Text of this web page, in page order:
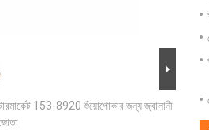
153-8920 শুঁয়োপোকার জন্য জ্বালানী